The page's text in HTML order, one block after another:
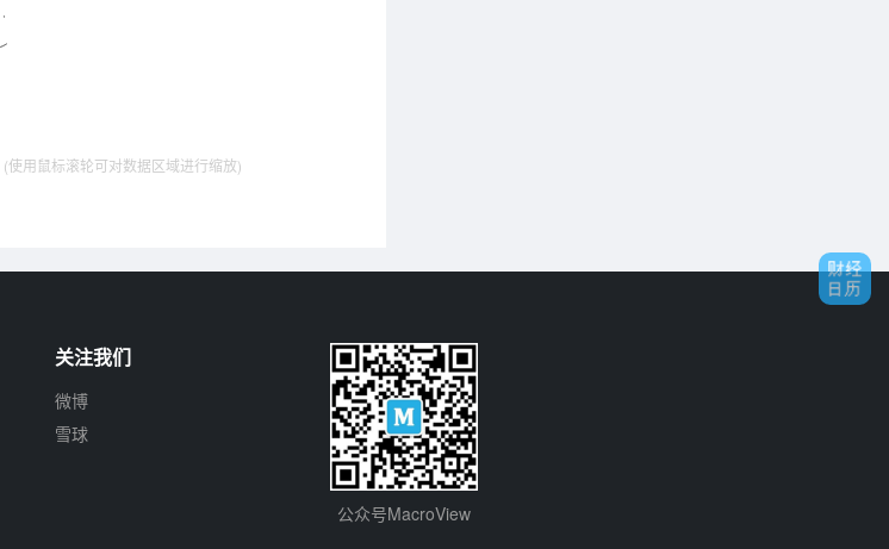
(使用鼠标滚轮可对数据区域进行缩放)
黑龙江 1.69
甘肃
海南
宁夏
青海
西藏
关注我们
微博
雪球
公众号MacroView